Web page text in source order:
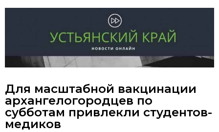
Для масштабной вакцинации
архангелогородцев по
субботам привлекли студентов-
медиков